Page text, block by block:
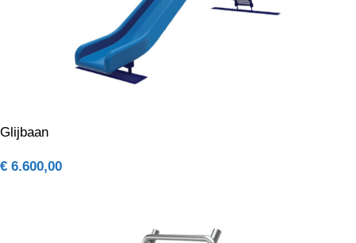
Glijbaan
€ 6.600,00